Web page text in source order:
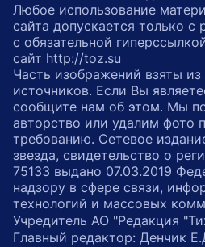
Любое использование
сайта допускается только с
с обязательной
сайт http://toz.su
Часть изображений взяты
источников. Если Вы
сообщите нам об этом. Мы
авторство или удалим фото
требованию. Сетевое
звезда, свидетельство о
75133 выдано 07.03.2019
надзору в сфере связи,
технологий и массовых
Учредитель АО "Редакция
Главный редактор: Денчик